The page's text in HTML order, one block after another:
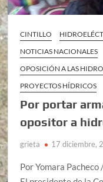
CINTILLO
NOTICIAS NACIONALES
OPOSICIÓN A LAS
PROYECTOS HÍDRICOS
Por portar
opositor a
grieta 17 diciembre,
Por Yomara Pacheco